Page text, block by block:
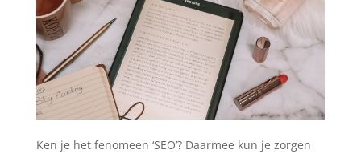
Ken je het fenomeen ‘SEO’? Daarmee kun je zorgen